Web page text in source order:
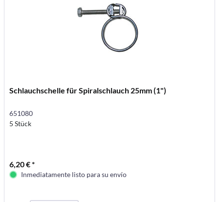
Schlauchschelle für Spiralschlauch 25mm (1")
651080
5 Stück
6,20 € *
Inmediatamente listo para su envío